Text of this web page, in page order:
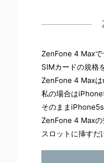
ZenFone 4 Maxで
SIMカードの規格
ZenFone 4 Maxは
私の場合は
そのまま
ZenFone 4 Maxの
スロットに挿すだ